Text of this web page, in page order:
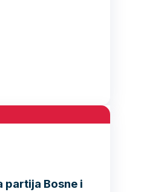
Bosne i